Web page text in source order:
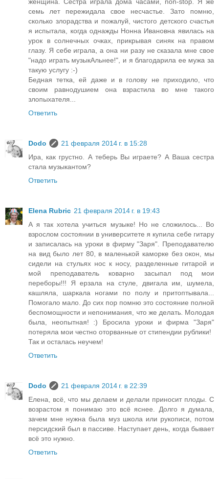
семь лет пережидала свое несчастье. Зато помню,
сколько злорадства и пожалуй, чистого детского счастья
я испытала, когда однажды Нонна Ивановна явилась на
урок в солнечных очках, прикрывая синяк на правом
глазу. Я себе играла, а она ни разу не сказала мне свое
"надо играть музыкАльнее!", и я благодарила ее мужа за
такую услугу :-)
Бедная тетка, ей даже и в голову не приходило, что
своим равнодушием она взрастила во мне такого
злопыхателя...
Ответить
Dodo
21 февраля 2014 г. в 15:28
Ира, как грустно. А теберь Вы играете? А Ваша сестра
стала музыкантом?
Ответить
Elena Rubric 21 февраля 2014 г. в 19:43
А я так хотела учиться музыке! Но не сложилось... Во
взрослом состоянии в университете я купила себе гитару
и записалась на уроки в фирму "Заря". Преподавателю
на вид было лет 80, в маленькой каморке без окон, мы
сидели на стульях нос к носу, разделенные гитарой и
мой преподаватель коварно засыпал под мои
переборы!!! Я ерзала на стуле, двигала им, шумела,
кашляла, шаркала ногами по полу и притоптывала...
Помогало мало. До сих пор помню это состояние полной
беспомощности и непонимания, что же делать. Молодая
была, неопытная! :) Бросила уроки и фирма "Заря"
потеряла мои честно оторванные от стипендии рублики!
Так и осталась неучем!
Ответить
Dodo
21 февраля 2014 г. в 22:39
Елена, всё, что мы делаем и делали приносит плоды. С
возрастом я понимаю это всё яснее. Долго я думала,
зачем мне нужна была муз школа или рукописи, потом
персидский был в пассиве. Наступает день, когда бывает
всё это нужно.
Ответить